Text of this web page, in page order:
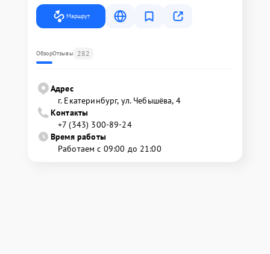
Маршрут
ОбзорОтзывы 282
Адрес
г. Екатеринбург, ул. Чебышёва, 4
Контакты
+7 (343) 300-89-24
Время работы
Работаем с 09:00 до 21:00